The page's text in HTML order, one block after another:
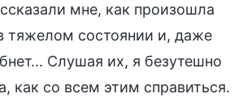
мне, как произошла
тяжелом состоянии и, даже
Слушая их, я безутешно
как со всем этим справиться.